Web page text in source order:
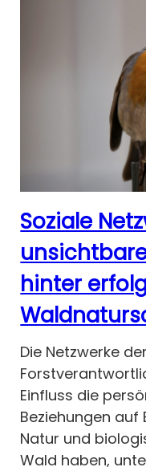
Soziale
hinter
Die Netzwerke der
Einfluss die
Beziehungen auf
Natur und
Wald haben,